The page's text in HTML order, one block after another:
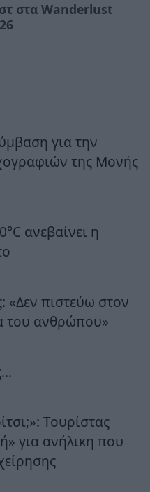
στα Wanderlust
για την
της Μονής
ανεβαίνει η
«Δεν πιστεύω στον
του ανθρώπου»
Τουρίστας
για ανήλικη που